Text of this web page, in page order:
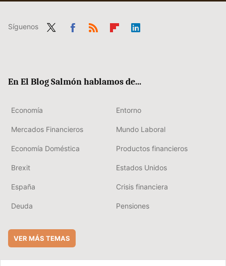
Síguenos
En El Blog Salmón hablamos de...
Economía Entorno
Mercados Financieros Mundo Laboral
Economía Doméstica Productos financieros
Brexit Estados Unidos
España Crisis financiera
Deuda Pensiones
VER MÁS TEMAS